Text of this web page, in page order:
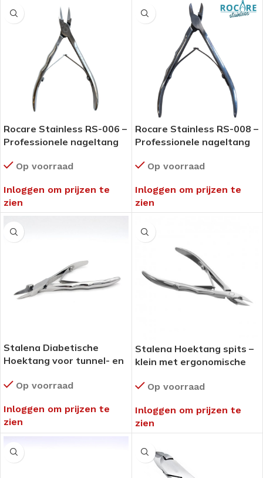
Rocare Stainless RS-006 –
Professionele nageltang
Op voorraad
Inloggen om prijzen te
zien
Rocare Stainless RS-008 –
Professionele nageltang
Op voorraad
Inloggen om prijzen te
zien
Stalena Diabetische
Hoektang voor tunnel- en
groot plat met
K-08
Op voorraad
Inloggen om prijzen te
zien
Stalena Hoektang spits –
klein met ergonomische
Op voorraad
Inloggen om prijzen te
zien